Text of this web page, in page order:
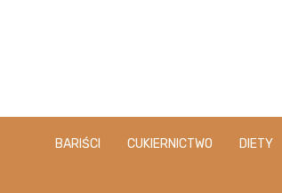
BARIŚCI CUKIERNICTWO DIETY